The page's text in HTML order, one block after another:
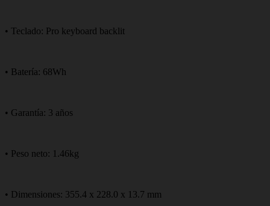
• Teclado: Pro keyboard backlit
• Batería: 68Wh
• Garantía: 3 años
• Peso neto: 1.46kg
• Dimensiones: 355.4 x 228.0 x 13.7 mm